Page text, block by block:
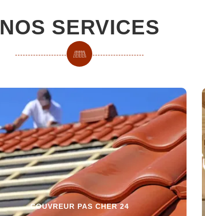
NOS SERVICES
COUVREUR PAS CHER 24